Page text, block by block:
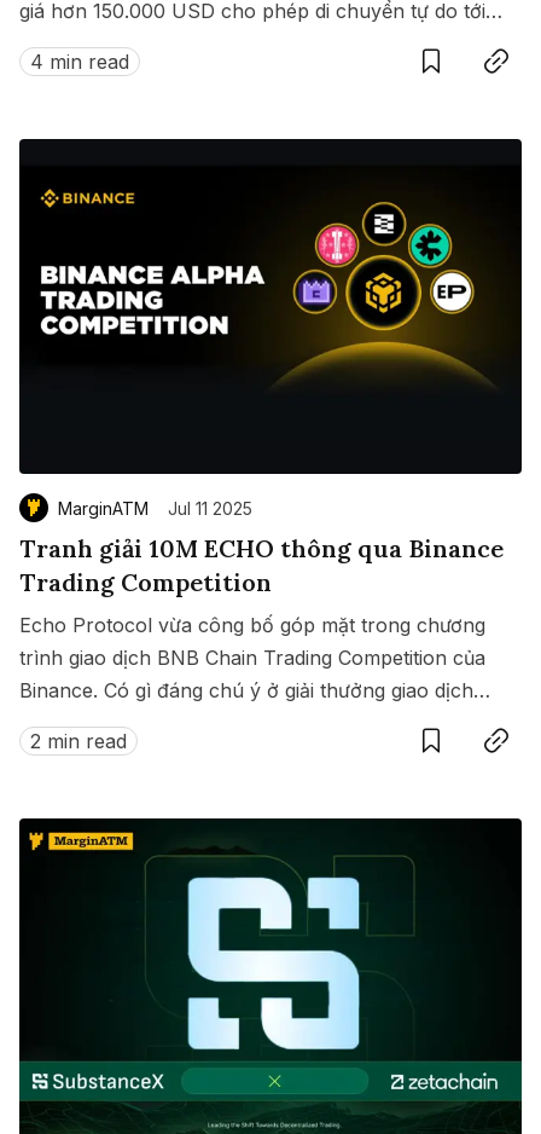
giá hơn 150.000 USD cho phép di chuyển tự do tới
hàng loạt quốc gia không cần visa.
4 min read
SaveCopy link
MarginATM Jul 11 2025
Tranh giải 10M ECHO thông qua Binance
Trading Competition
Echo Protocol vừa công bố góp mặt trong chương
trình giao dịch BNB Chain Trading Competition của
Binance. Có gì đáng chú ý ở giải thưởng giao dịch
này?
2 min read
SaveCopy link